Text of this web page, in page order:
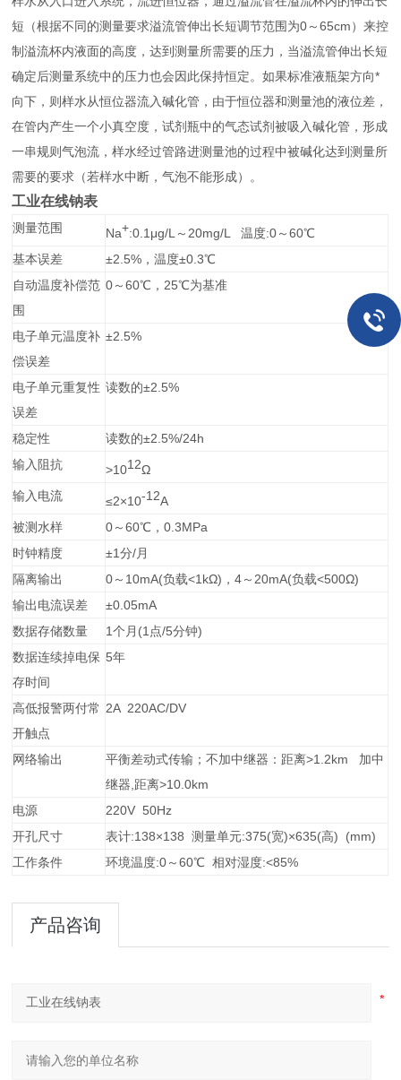
短（根据不同的测量要求溢流管伸出长短调节范围为0～65cm）来控
制溢流杯内液面的高度，达到测量所需要的压力，当溢流管伸出长短
确定后测量系统中的压力也会因此保持恒定。如果标准液瓶架方向*
向下，则样水从恒位器流入碱化管，由于恒位器和测量池的液位差，
在管内产生一个小真空度，试剂瓶中的气态试剂被吸入碱化管，形成
一串规则气泡流，样水经过管路进测量池的过程中被碱化达到测量所
需要的要求（若样水中断，气泡不能形成）。
工业在线钠表
测量范围 Na+:0.1 μg/L～20mg/L温度:0～60℃
基本误差
±2.5%，温度±0.3℃
自动温度补偿范
围
0～60℃，25℃为基准
电子单元温度补
偿误差
±2.5%
电子单元重复性
误差
读数的±2.5%
稳定性
读数的±2.5%/24h
输入阻抗
>1012Ω
输入电流
≤2×10-12A
被测水样
0～60℃，0.3MPa
时钟精度
±1分/月
隔离输出
0～10mA(负载<1 kΩ)，4～20mA(负载<500Ω)
输出电流误差
±0.05mA
数据存储数量
1个月(1点/5分钟)
数据连续掉电保
存时间
5年
高低报警两付常
开触点
2A 220AC/DV
网络输出 平衡差动式传输；不加中继器：距离>1.2km 加中
继器,距离>10.0km
电源
220V 50Hz
开孔尺寸
表计:138×138 测量单元:375(宽)×635(高) (mm)
工作条件
环境温度:0～60℃ 相对湿度:<85%
产品咨询